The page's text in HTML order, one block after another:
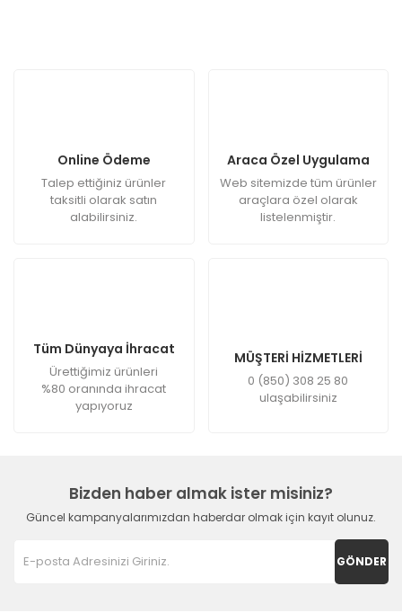
Online Ödeme
Talep ettiğiniz ürünler
taksitli olarak satın
alabilirsiniz.
Araca Özel Uygulama
Web sitemizde tüm ürünler
araçlara özel olarak
listelenmiştir.
Tüm Dünyaya İhracat
Ürettiğimiz ürünleri
%80 oranında ihracat
yapıyoruz
MÜŞTERİ HİZMETLERİ
0 (850) 308 25 80
ulaşabilirsiniz
Bizden haber almak ister misiniz?
Güncel kampanyalarımızdan haberdar olmak için kayıt olunuz.
GÖNDER